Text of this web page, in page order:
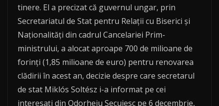
tinere. El a precizat că guvernul ungar, prin
Secretariatul de Stat pentru Relaţii cu Biserici şi
Naţionalităţi din cadrul Cancelariei Prim-
ministrului, a alocat aproape 700 de milioane de
forinţi (1,85 milioane de euro) pentru renovarea
clădirii în acest an, decizie despre care secretarul
de stat Miklós Soltész i-a informat pe cei
interesaţi din Odorheiu Secuiesc pe 6 decembrie,